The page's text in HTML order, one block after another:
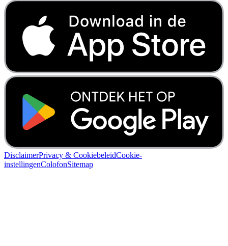
DisclaimerPrivacy & CookiebeleidCookie-
instellingenColofonSitemap